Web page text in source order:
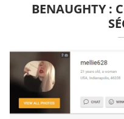
BENAUGHTY :